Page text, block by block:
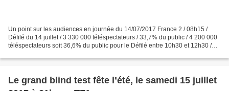
Un point sur les audiences en journée du 14/07/2017 France 2 / 08h15 /
Défilé du 14 juillet / 3 330 000 téléspectateurs / 33,7% du public / 4 200 000
téléspectateurs soit 36,6% du public pour le Défilé entre 10h30 et 12h30 /
Le grand blind test fête l’été, le samedi 15 juillet